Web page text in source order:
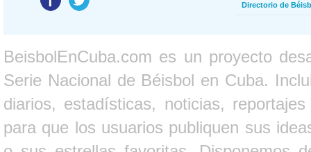
Directorio de
BeisbolEnCuba.com es un proyecto
Serie Nacional de Béisbol en Cuba.
diarios, estadísticas, noticias,
para que los usuarios publiquen sus